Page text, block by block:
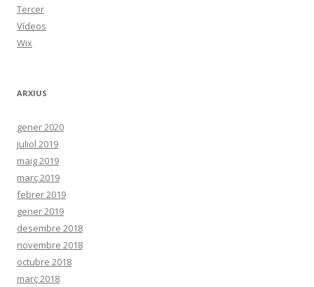
Tercer
Vídeos
Wix
ARXIUS
gener 2020
juliol 2019
maig 2019
març 2019
febrer 2019
gener 2019
desembre 2018
novembre 2018
octubre 2018
març 2018